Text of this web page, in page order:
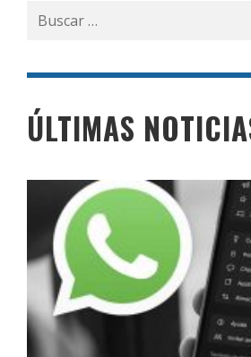
Buscar
por:
ÚLTIMAS